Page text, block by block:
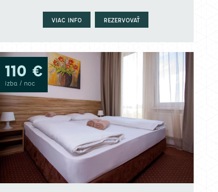
VIAC INFO REZERVOVAŤ
110 €
izba / noc